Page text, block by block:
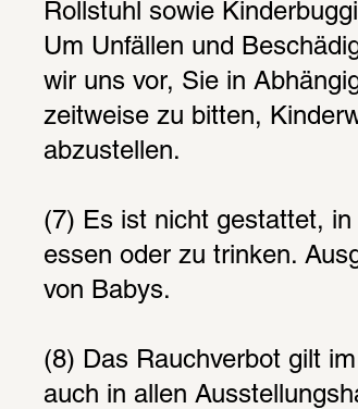
Rollstuhl sowie
Um Unfällen und
wir uns vor, Sie in
zeitweise zu bitten,
abzustellen.
(7) Es ist nicht gestattet,
essen oder zu trinken.
von Babys.
(8) Das Rauchverbot gilt
auch in allen